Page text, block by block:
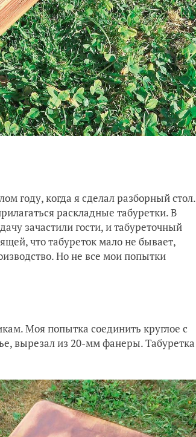
году, когда я сделал разборный стол.
раскладные табуретки. В
зачастили гости, и табуреточный
что табуреток мало не бывает,
Но не все мои попытки
Моя попытка соединить круглое с
вырезал из 20-мм фанеры. Табуретка